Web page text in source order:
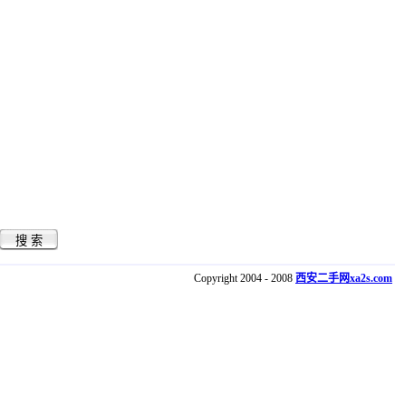
Copyright 2004 - 2008 西安二手网xa2s.com